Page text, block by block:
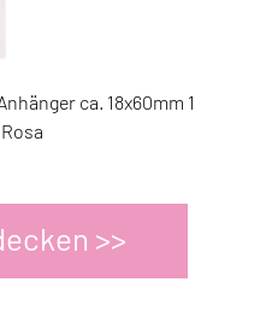
ca. 18x60mm 1
>>